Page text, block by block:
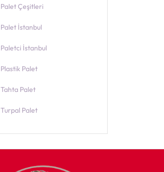
Palet Çeşitleri
Palet İstanbul
Paletci İstanbul
Plastik Palet
Tahta Palet
Turpal Palet